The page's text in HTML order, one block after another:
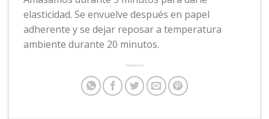
elasticidad. Se envuelve después en papel
adherente y se dejar reposar a temperatura
ambiente durante 20 minutos.